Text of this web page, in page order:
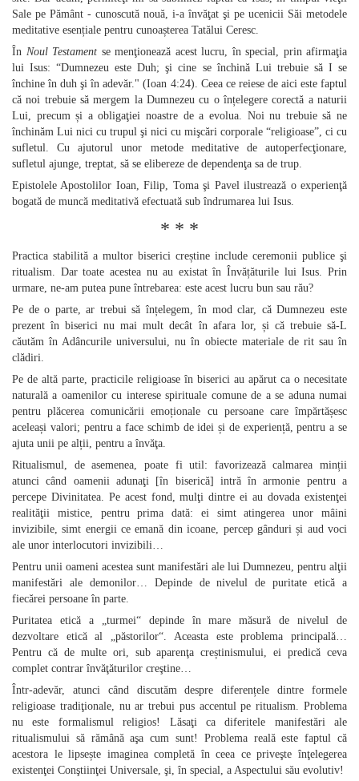
Sale pe Pământ ‑ cunoscută nouă, i‑a învăţat şi pe ucenicii Săi metodele
meditative esențiale pentru cunoașterea Tatălui Ceresc.
În Noul Testament se menţionează acest lucru, în special, prin afirmaţia
lui Isus: “Dumnezeu este Duh; şi cine se închină Lui trebuie să I se
închine în duh şi în adevăr." (Ioan 4:24). Ceea ce reiese de aici este faptul
că noi trebuie să mergem la Dumnezeu cu o înțelegere corectă a naturii
Lui, precum și a obligaţiei noastre de a evolua. Noi nu trebuie să ne
închinăm Lui nici cu trupul şi nici cu mişcări corporale “religioase”, ci cu
sufletul. Cu ajutorul unor metode meditative de autoperfecţionare,
sufletul ajunge, treptat, să se elibereze de dependenţa sa de trup.
Epistolele Apostolilor Ioan, Filip, Toma şi Pavel ilustrează o experienţă
bogată de muncă meditativă efectuată sub îndrumarea lui Isus.
* * *
Practica stabilită a multor biserici creștine include ceremonii publice şi
ritualism. Dar toate acestea nu au existat în Învățăturile lui Isus. Prin
urmare, ne‑am putea pune întrebarea: este acest lucru bun sau rău?
Pe de o parte, ar trebui să înțelegem, în mod clar, că Dumnezeu este
prezent în biserici nu mai mult decât în afara lor, și că trebuie să‑L
căutăm în Adâncurile universului, nu în obiecte materiale de rit sau în
clădiri.
Pe de altă parte, practicile religioase în biserici au apărut ca o necesitate
naturală a oamenilor cu interese spirituale comune de a se aduna numai
pentru plăcerea comunicării emoționale cu persoane care împărtășesc
aceleași valori; pentru a face schimb de idei și de experiență, pentru a se
ajuta unii pe alții, pentru a învăţa.
Ritualismul, de asemenea, poate fi util: favorizează calmarea minții
atunci când oamenii adunaţi [în biserică] intră în armonie pentru a
percepe Divinitatea. Pe acest fond, mulţi dintre ei au dovada existenţei
realităţii mistice, pentru prima dată: ei simt atingerea unor mâini
invizibile, simt energii ce emană din icoane, percep gânduri și aud voci
ale unor interlocutori invizibili…
Pentru unii oameni acestea sunt manifestări ale lui Dumnezeu, pentru alţii
manifestări ale demonilor… Depinde de nivelul de puritate etică a
fiecărei persoane în parte.
Puritatea etică a „turmei“ depinde în mare măsură de nivelul de
dezvoltare etică al „păstorilor“. Aceasta este problema principală…
Pentru că de multe ori, sub aparenţa creștinismului, ei predică ceva
complet contrar învăţăturilor creştine…
Într‑adevăr, atunci când discutăm despre diferențele dintre formele
religioase tradiţionale, nu ar trebui pus accentul pe ritualism. Problema
nu este formalismul religios! Lăsaţi ca diferitele manifestări ale
ritualismului să rămână aşa cum sunt! Problema reală este faptul că
acestora le lipsește imaginea completă în ceea ce priveşte înţelegerea
existenţei Conştiinţei Universale, şi, în special, a Aspectului său evolutiv!